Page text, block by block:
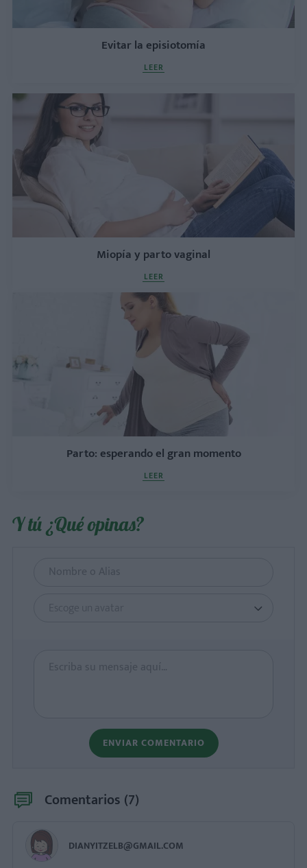
Evitar la episiotomía
LEER
Miopía y parto vaginal
LEER
Parto: esperando el gran momento
LEER
Y tú ¿Qué opinas?
Escoge un avatar
ENVIAR COMENTARIO
Comentarios (7)
DIANYITZELB@GMAIL.COM